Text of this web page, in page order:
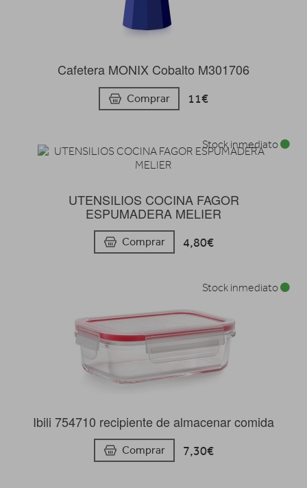
Cafetera MONIX Cobalto M301706
Comprar 11€
UTENSILIOS COCINA FAGOR
ESPUMADERA MELIER
Comprar 4,80€
Stock inmediato
Ibili 754710 recipiente de almacenar comida
Comprar 7,30€
Stock inmediato